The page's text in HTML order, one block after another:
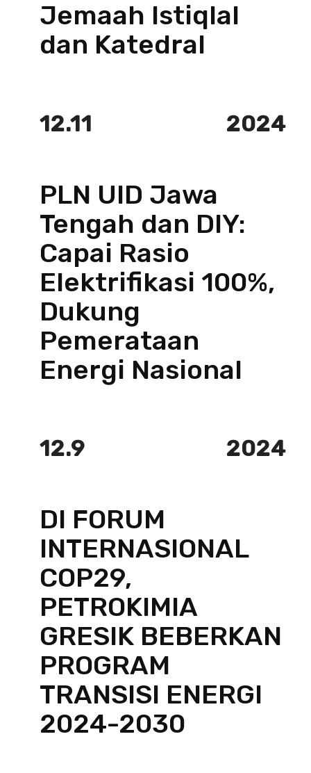
Jemaah Istiqlal
dan Katedral
12.11 2024
PLN UID Jawa
Tengah dan DIY:
Capai Rasio
Elektrifikasi 100%,
Dukung
Pemerataan
Energi Nasional
12.9 2024
DI FORUM
INTERNASIONAL
COP29,
PETROKIMIA
GRESIK BEBERKAN
PROGRAM
TRANSISI ENERGI
2024-2030